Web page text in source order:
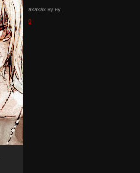
ахахах ну ну .
0